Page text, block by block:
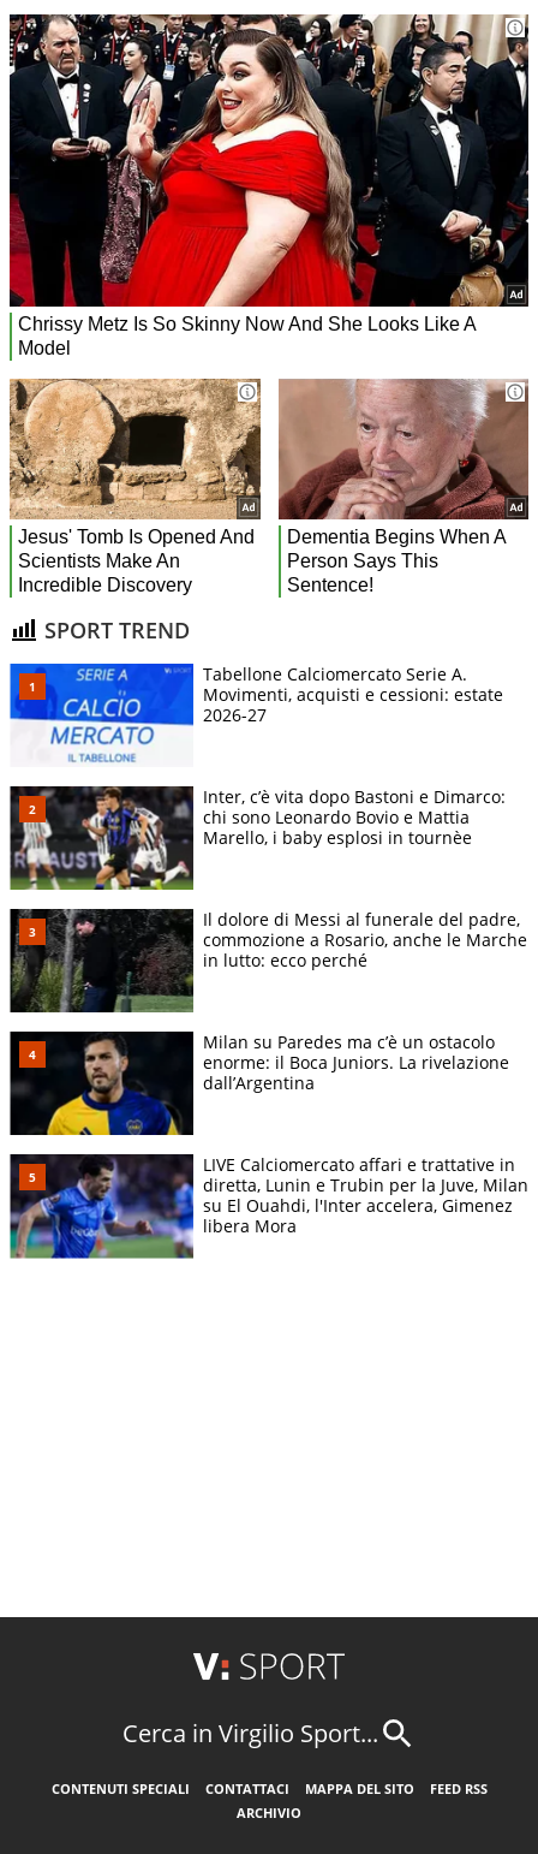
SPORT TREND
Tabellone Calciomercato Serie A.
Movimenti, acquisti e cessioni: estate
2026-27
Inter, c’è vita dopo Bastoni e Dimarco:
chi sono Leonardo Bovio e Mattia
Marello, i baby esplosi in tournèe
Il dolore di Messi al funerale del padre,
commozione a Rosario, anche le Marche
in lutto: ecco perché
Milan su Paredes ma c’è un ostacolo
enorme: il Boca Juniors. La rivelazione
dall’Argentina
LIVE Calciomercato affari e trattative in
diretta, Lunin e Trubin per la Juve, Milan
su El Ouahdi, l'Inter accelera, Gimenez
libera Mora
Cerca in Virgilio Sport...
CONTENUTI SPECIALI CONTATTACI MAPPA DEL SITO
FEED RSS
ARCHIVIO